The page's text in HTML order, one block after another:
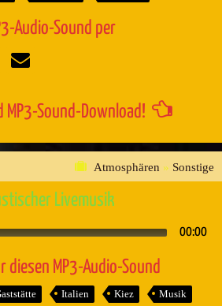
Audio-Sound per
MP3-Sound-Download!
Atmosphären » Sonstige
Livemusik
00:00
MP3-Audio-Sound
Italien Kiez Musik